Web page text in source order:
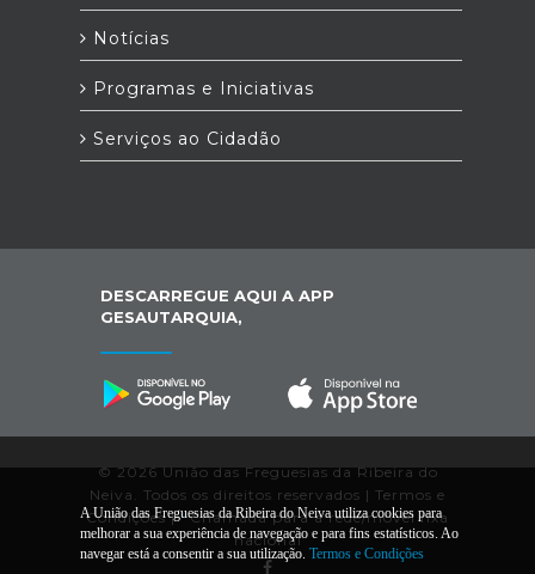
Notícias
Programas e Iniciativas
Serviços ao Cidadão
DESCARREGUE AQUI A APP
GESAUTARQUIA,
© 2026 União das Freguesias da Ribeira do
Neiva. Todos os direitos reservados | Termos e
Condições|*Chamada para a rede/móvel fixa
nacional
A União das Freguesias da Ribeira do Neiva utiliza cookies para
melhorar a sua experiência de navegação e para fins estatísticos. Ao
navegar está a consentir a sua utilização. Termos e Condições